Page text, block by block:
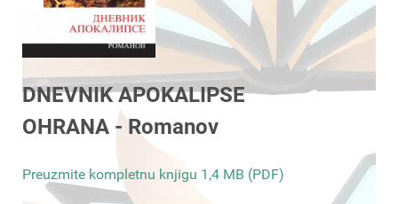
DNEVNIK APOKALIPSE
OHRANA - Romanov
Preuzmite kompletnu knjigu 1,4 MB (PDF)